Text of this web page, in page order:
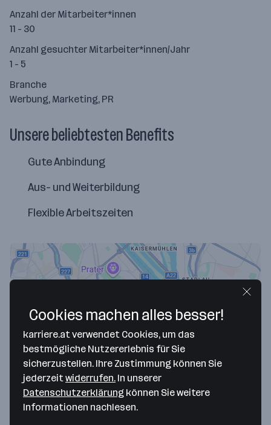
Anzahl der Mitarbeiter*innen
11 - 30
Anzahl gesuchter Mitarbeiter*innen/Jahr
1 - 5
Branche
Werbung, Marketing, PR
Unsere beliebtesten Benefits
Gute Anbindung
Aus- und Weiterbildung
Flexible Arbeitszeiten
KULTURFORMAT
Cookies machen alles besser!
karriere.at verwendet Cookies, um das
bestmögliche Nutzererlebnis für Sie
sicherzustellen. Ihre Zustimmung können Sie
jederzeitwiderrufen. In unserer
Datenschutzerklärung können Sie weitere
Informationen nachlesen.